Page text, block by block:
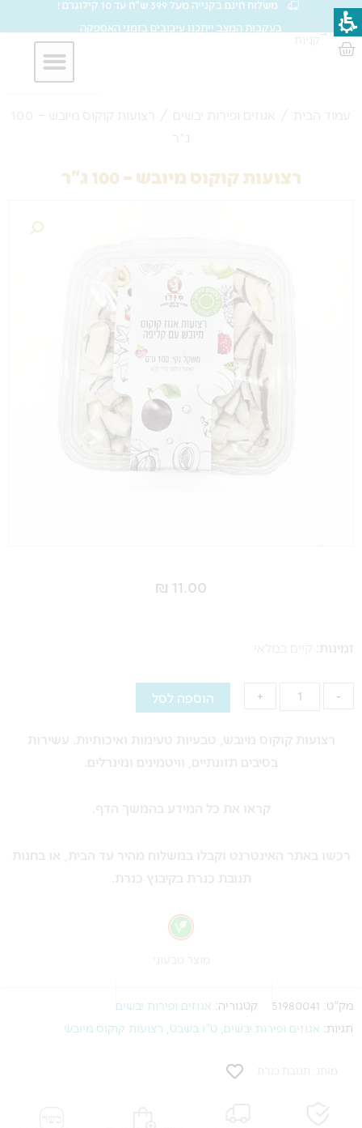
דילוג
לתוכן
משלוח חינם בקנייה מעל 399 ש"ח עד 10 קילוגרם !
בעקבות המצב ייתכנו עיכובים בזמני האספקה
עגלת
סל
→
קניות
עמוד הבית / אגוזים ופירות יבשים
/ רצועות קוקוס מיובש – 100
ג"ר
רצועות קוקוס מיובש – 100 ג"ר
₪ 11.00
זמינות: קיים במלאי
-
רצועות
מיובש
100
+ הוספה לסל
רצועות קוקוס מיובש, טבעיות טעימות ואיכותיות. עשירות
בסיבים תזונתיים, וויטמינים ומינרלים.
קראו את כל המידע בהמשך הדף.
רכשו באתר האינטרנט וקבלו במשלוח מהיר עד הבית, או בחנות
תנובת כנרת בקיבוץ כנרת.
מוצר טבעוני
מק"ט: 51980041 קטגוריה: אגוזים ופירות יבשים
תגיות: אגוזים ופירות יבשים ט"ו בשבט רצועות קוקוס מיובש
מותג: תנובת כנרת